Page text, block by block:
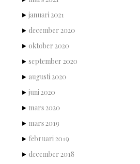
januari 2021
december 2020
oktober 2020
september 2020
augusti 2020
juni 2020
mars 2020
mars 2019
februari 2019
december 2018